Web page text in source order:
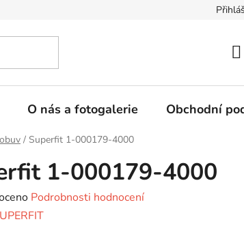
O nás a fotogalerie Obchodní
/ Superfit 1-000179-4000
1-000179-4000
Podrobnosti hodnocení